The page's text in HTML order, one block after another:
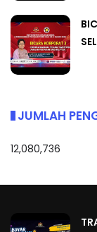
JUMLAH
12,080,736